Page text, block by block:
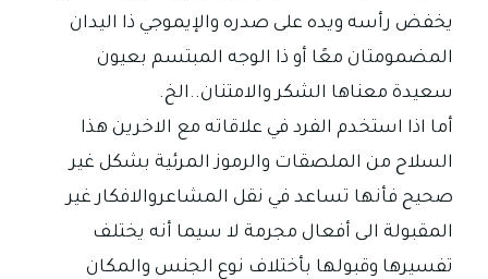
يخفض رأسه ويده على صدره والإيموجي ذا اليدان
المضمومتان معًا أو ذا الوجه المبتسم بعيون
سعيدة معناها الشكر والامتنان..الخ.
أما اذا استخدم الفرد في علاقاته مع الاخرين هذا
السلاح من الملصقات والرموز المرئية بشكل غير
صحيح فأنها تساعد في نقل المشاعروالافكار غير
المقبولة الى أفعال مجرمة لا سيما أنه يختلف
تفسيرها وقبولها بأختلاف نوع الجنس والمكان